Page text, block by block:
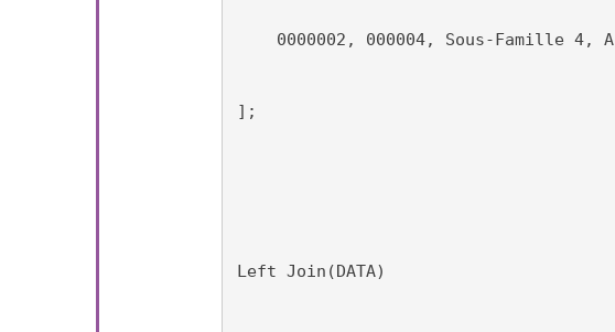
0000002, 000004, Sous-Famille 4, A
];
Left Join(DATA)